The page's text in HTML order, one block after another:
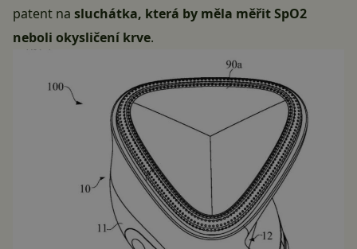
patent na sluchátka, která by měla měřit SpO2
neboli okysličení krve.